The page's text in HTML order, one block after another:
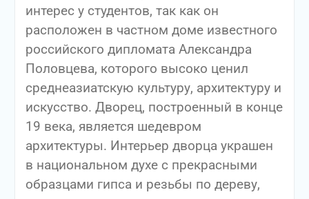
интерес у студентов, так как он
расположен в частном доме известного
российского дипломата Александра
Половцева, которого высоко ценил
среднеазиатскую культуру, архитектуру и
искусство. Дворец, построенный в конце
19 века, является шедевром
архитектуры. Интерьер дворца украшен
в национальном духе с прекрасными
образцами гипса и резьбы по дереву,